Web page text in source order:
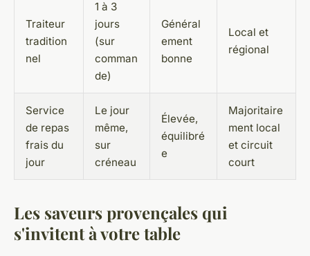
Traiteur
tradition
nel
1 à 3
jours
(sur
comman
de)
Général
ement
bonne
Local et
régional
Service
de repas
frais du
jour
Le jour
même,
sur
créneau
Élevée,
équilibré
e
Majoritaire
ment local
et circuit
court
Les saveurs provençales qui
s'invitent à votre table